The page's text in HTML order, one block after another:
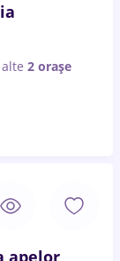
2 orașe
apelor